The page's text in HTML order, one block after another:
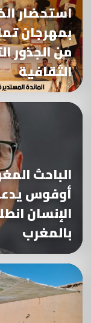
استحضار
بمهرجان
من الجذور
الثقافية
الباحث
أوفوس
الإنسان
بالمغرب